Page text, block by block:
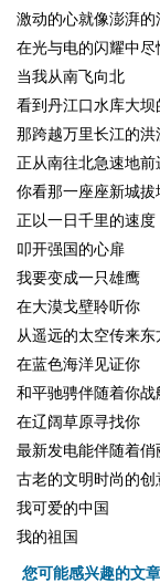
激动的心就像澎湃的
在光与电的闪耀中尽
当我从南飞向北
看到丹江口水库大坝
那跨越万里长江的洪
正从南往北急速地前
你看那一座座新城拔
正以一日千里的速度
叩开强国的心扉
我要变成一只雄鹰
在大漠戈壁聆听你
从遥远的太空传来东
在蓝色海洋见证你
和平驰骋伴随着你战
在辽阔草原寻找你
最新发电能伴随着
古老的文明时尚的创
我可爱的中国
我的祖国
您可能感兴趣的文